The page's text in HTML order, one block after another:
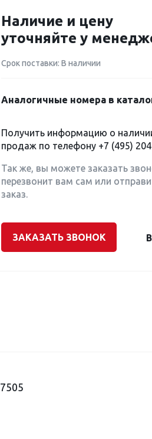
Наличие и цену
уточняйте у
Срок поставки: В наличии
Аналогичные номера в
Получить информацию о
продаж по телефону +7 (495)
Так же, вы можете заказать
перезвонит вам сам или
заказ.
ЗАКАЗАТЬ ЗВОНОК